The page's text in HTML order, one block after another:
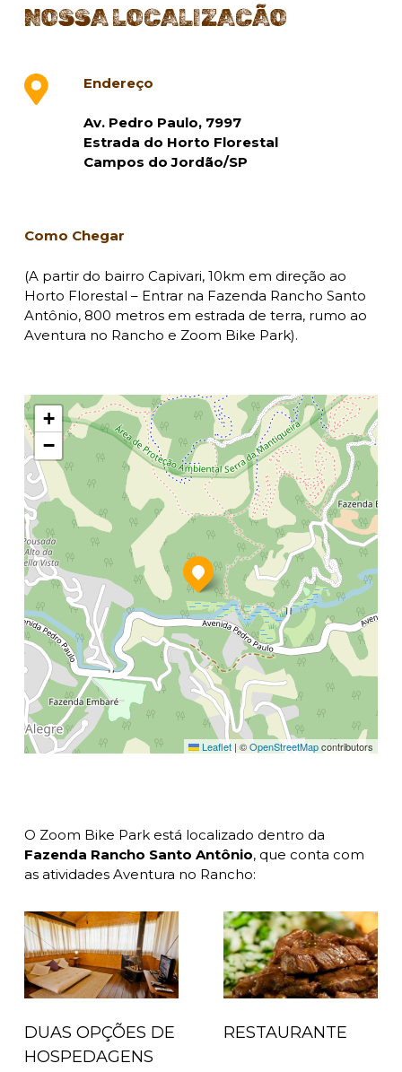
NOSSA LOCALIZACÃO
Endereço
Av. Pedro Paulo, 7997
Estrada do Horto Florestal
Campos do Jordão/SP
Como Chegar
(A partir do bairro Capivari, 10km em direção ao
Horto Florestal – Entrar na Fazenda Rancho Santo
Antônio, 800 metros em estrada de terra, rumo ao
Aventura no Rancho e Zoom Bike Park).
+
−
Leaflet | ©OpenStreetMapcontributors
O Zoom Bike Park está localizado dentro da
Fazenda Rancho Santo Antônio, que conta com
as atividades Aventura no Rancho:
DUAS OPÇÕES DE
HOSPEDAGENS
RESTAURANTE